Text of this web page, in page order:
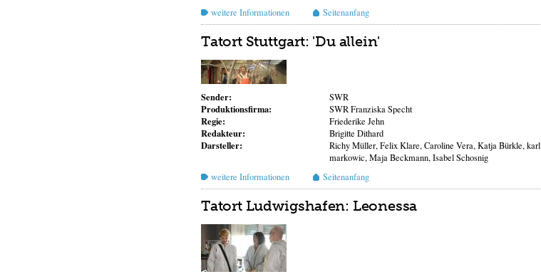
weitere Informationen
Seitenanfang
Tatort Stuttgart: 'Du allein'
Sender: SWR
Produktionsfirma: SWR Franziska Specht
Regie: Friederike Jehn
Redakteur: Brigitte Dithard
Darsteller:
Richy Müller, Felix Klare, Caroline Vera, Katja Bürkle, karl
markowic, Maja Beckmann, Isabel Schosnig
weitere Informationen
Seitenanfang
Tatort Ludwigshafen: Leonessa